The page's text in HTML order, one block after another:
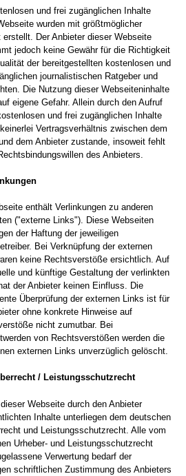
und frei zugänglichen Inhalte
wurden mit größtmöglicher
erstellt. Der Anbieter dieser Webseite
jedoch keine Gewähr für die Richtigkeit
der bereitgestellten kostenlosen und
journalistischen Ratgeber und
Die Nutzung dieser Webseiteninhalte
eigene Gefahr. Allein durch den Aufruf
und frei zugänglichen Inhalte
Vertragsverhältnis zwischen dem
dem Anbieter zustande, insoweit fehlt
des Anbieters.
enthält Verlinkungen zu anderen
("externe Links"). Diese Webseiten
der Haftung der jeweiligen
Bei Verknüpfung der externen
keine Rechtsverstöße ersichtlich. Auf
und künftige Gestaltung der verlinkten
der Anbieter keinen Einfluss. Die
Überprüfung der externen Links ist für
ohne konkrete Hinweise auf
nicht zumutbar. Bei
von Rechtsverstößen werden die
externen Links unverzüglich gelöscht.
/ Leistungsschutzrecht
Webseite durch den Anbieter
Inhalte unterliegen dem deutschen
und Leistungsschutzrecht. Alle vom
Urheber- und Leistungsschutzrecht
Verwertung bedarf der
schriftlichen Zustimmung des Anbieters